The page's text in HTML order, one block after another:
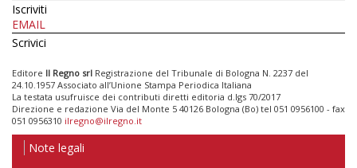
Iscriviti
EMAIL
Scrivici
Editore Il Regno srl Registrazione del Tribunale di Bologna N. 2237 del
24.10.1957 Associato all’Unione Stampa Periodica Italiana
La testata usufruisce dei contributi diretti editoria d.lgs 70/2017
Direzione e redazione Via del Monte 5 40126 Bologna (Bo) tel 051 0956100 - fax
051 0956310 ilregno@ilregno.it
Note legali